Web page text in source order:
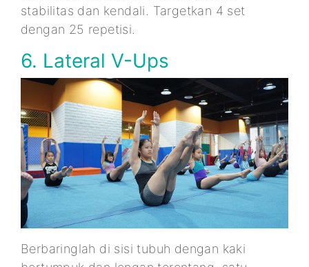
stabilitas dan kendali. Targetkan 4 set
dengan 25 repetisi.
6. Lateral V-Ups
Berbaringlah di sisi tubuh dengan kaki